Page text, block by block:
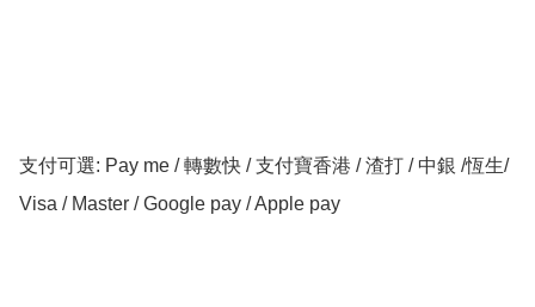
支付可選: Pay me / 轉數快 / 支付寶香港 / 渣打 / 中銀 /恆生/
Visa / Master / Google pay / Apple pay